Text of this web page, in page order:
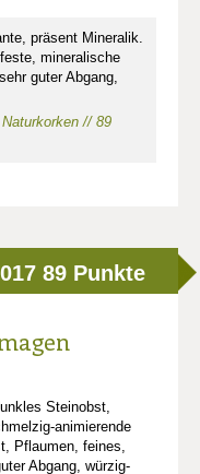
präsent Mineralik.
mineralische
guter Abgang,
// 89
89 Punkte
Steinobst,
animierende
Pflaumen, feines,
Abgang, würzig-